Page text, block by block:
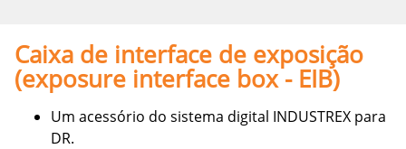
Caixa de interface de exposição
(exposure interface box - EIB)
Um acessório do sistema digital INDUSTREX para
DR.